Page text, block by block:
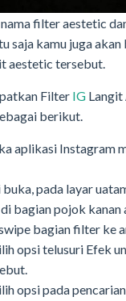
filter aestetic
saja kamu juga akan
aestetic tersebut.
Filter IG Langit
berikut.
aplikasi Instagram
buka, pada layar
bagian pojok kanan
bagian filter ke
opsi telusuri Efek
opsi pada